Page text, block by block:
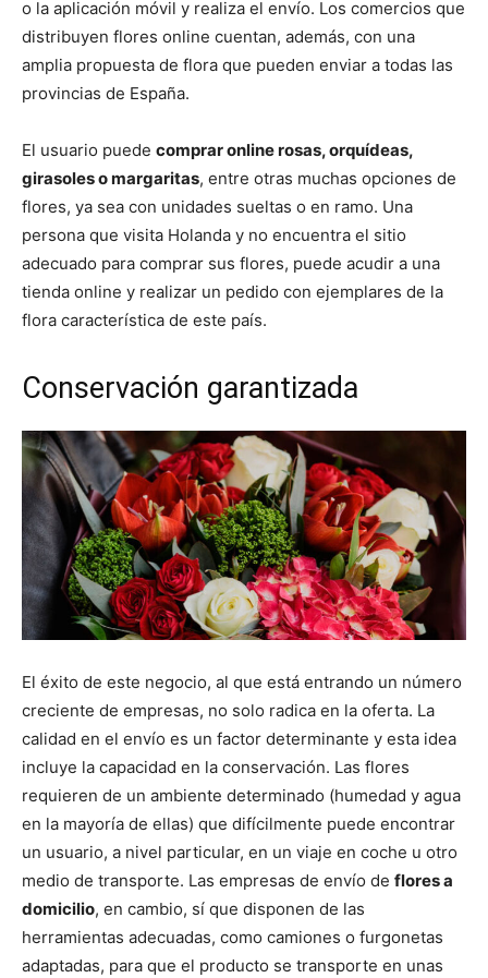
o la aplicación móvil y realiza el envío. Los comercios que
distribuyen flores online cuentan, además, con una
amplia propuesta de flora que pueden enviar a todas las
provincias de España.
El usuario puede comprar online rosas, orquídeas,
girasoles o margaritas, entre otras muchas opciones de
flores, ya sea con unidades sueltas o en ramo. Una
persona que visita Holanda y no encuentra el sitio
adecuado para comprar sus flores, puede acudir a una
tienda online y realizar un pedido con ejemplares de la
flora característica de este país.
Conservación garantizada
El éxito de este negocio, al que está entrando un número
creciente de empresas, no solo radica en la oferta. La
calidad en el envío es un factor determinante y esta idea
incluye la capacidad en la conservación. Las flores
requieren de un ambiente determinado (humedad y agua
en la mayoría de ellas) que difícilmente puede encontrar
un usuario, a nivel particular, en un viaje en coche u otro
medio de transporte. Las empresas de envío de flores a
domicilio, en cambio, sí que disponen de las
herramientas adecuadas, como camiones o furgonetas
adaptadas, para que el producto se transporte en unas